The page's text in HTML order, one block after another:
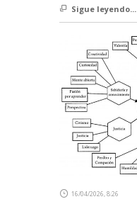
Sigue leyendo...
16/04/2026, 8:26